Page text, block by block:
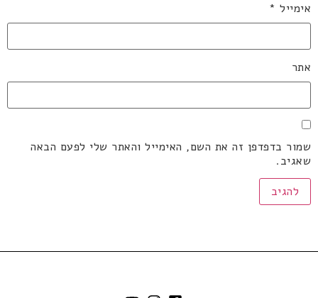
אימייל *
אתר
שמור בדפדפן זה את השם, האימייל והאתר שלי לפעם הבאה
שאגיב.